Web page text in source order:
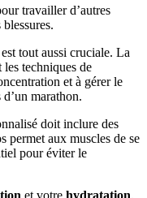
travailler d’autres
est tout aussi cruciale. La
techniques de
et à gérer le
marathon.
doit inclure des
permet aux muscles de se
pour éviter le